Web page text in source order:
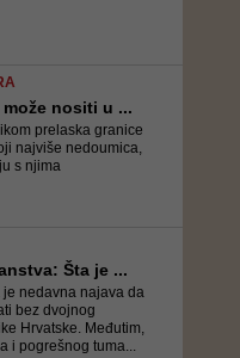
nositi u ...
prelaska granice
najviše nedoumica,
s njima
Šta je ...
nedavna najava da
bez dvojnog
Hrvatske. Međutim,
i pogrešnog tuma...